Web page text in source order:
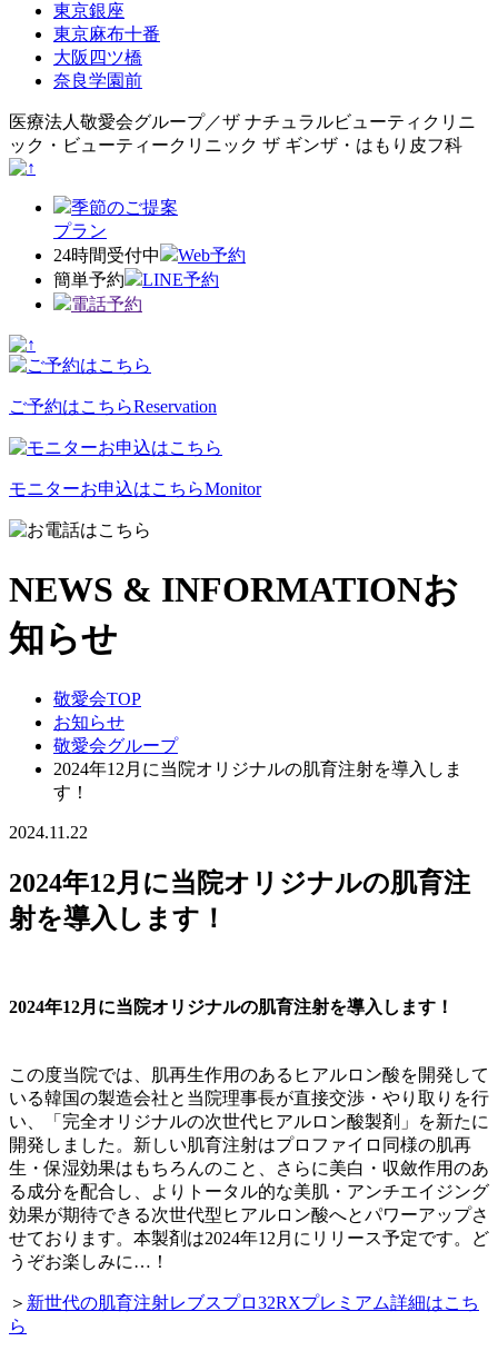
東京銀座
東京麻布十番
大阪四ツ橋
奈良学園前
医療法人敬愛会グループ／ザ ナチュラルビューティクリニ
ック・ビューティークリニック ザ ギンザ・はもり皮フ科
季節のご提案
プラン
24時間受付中
Web予約
簡単予約
LINE予約
電話予約
ご予約はこちらReservation
モニターお申込はこちらMonitor
NEWS & INFORMATIONお
知らせ
敬愛会TOP
お知らせ
敬愛会グループ
2024年12月に当院オリジナルの肌育注射を導入しま
す！
2024.11.22
2024年12月に当院オリジナルの肌育注
射を導入します！
2024年12月に当院オリジナルの肌育注射を導入します！
この度当院では、肌再生作用のあるヒアルロン酸を開発して
いる韓国の製造会社と当院理事長が直接交渉・やり取りを行
い、「完全オリジナルの次世代ヒアルロン酸製剤」を新たに
開発しました。新しい肌育注射はプロファイロ同様の肌再
生・保湿効果はもちろんのこと、さらに美白・収斂作用のあ
る成分を配合し、よりトータル的な美肌・アンチエイジング
効果が期待できる次世代型ヒアルロン酸へとパワーアップさ
せております。本製剤は2024年12月にリリース予定です。ど
うぞお楽しみに…！
＞ 新世代の肌育注射レブスプロ32RXプレミアム詳細はこち
ら